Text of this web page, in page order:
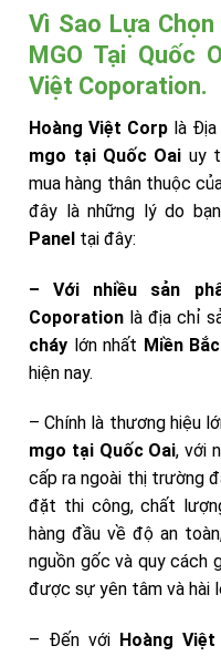
Vì Sao Lựa
MGO Tại Quốc
Việt Coporation.
Hoàng Việt Corplà Địa
mgo tại Quốc Oai uy
mua hàng thân thuộc
đây là những lý do
Panel tại đây:
– Với nhiều sản
Coporation là địa chỉ
cháy lớn nhất Miền Bắc
hiện nay.
– Chính là thương hiệu
mgo tại Quốc Oai, với
cấp ra ngoài thị trường
đặt thi công, chất
hàng đầu về độ an
nguồn gốc và quy cách
được sự yên tâm và hài
– Đến với Hoàng